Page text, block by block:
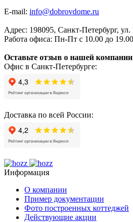
E-mail: info@dobrovdome.ru
Адрес: 198095, Санкт-Петербург, ул.
Работа офиса: Пн-Пт с 10.00 до 19.00
Оставьте отзыв о нашей
Офис в Санкт-Петербурге:
Доставка по всей России:
Информация
О компании
Пример документации
Фото построенных коттеджей
Действующие акции